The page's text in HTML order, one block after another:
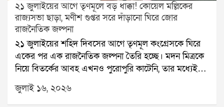
২১ জুলাইয়ের আগে তৃণমূলে বড় ধাক্কা! কোয়েল মল্লিকের
রাজ্যসভা ছাড়া, মণীশ গুপ্তর সরে দাঁড়ানো ঘিরে জোর
রাজনৈতিক জল্পনা
২১ জুলাইয়ের শহিদ দিবসের আগে তৃণমূল কংগ্রেসকে ঘিরে
একের পর এক রাজনৈতিক জল্পনা তৈরি হচ্ছে। মদন মিত্রকে
নিয়ে বিতর্কের আবহ এখনও পুরোপুরি কাটেনি, তার মধ্যেই
রাজ্যসভার সদস্য পদ থেকে ইস্তফা দিয়েছেন অভিনেত্রী তথা
তৃণমূলের সাংসদ কোয়েল মল্লিক। একই সঙ্গে দলের গুরুত্বপূর্ণ
জুলাই ১৬, ২০২৬